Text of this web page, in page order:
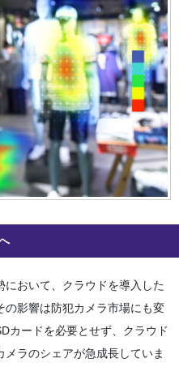
おいて、クラウドを導入した
の影響は防犯カメラ市場にも変
カードを必要とせず、クラウド
メラのシェアが急成長していま